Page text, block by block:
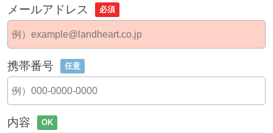
メールアドレス 必須
携帯番号 任意
内容 OK